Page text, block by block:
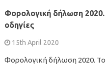
Φορολογική δήλωση 2020.
οδηγίες
15th April 2020
Φορολογική δήλωση 2020. Το